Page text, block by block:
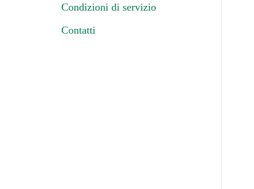
Condizioni di servizio
Contatti